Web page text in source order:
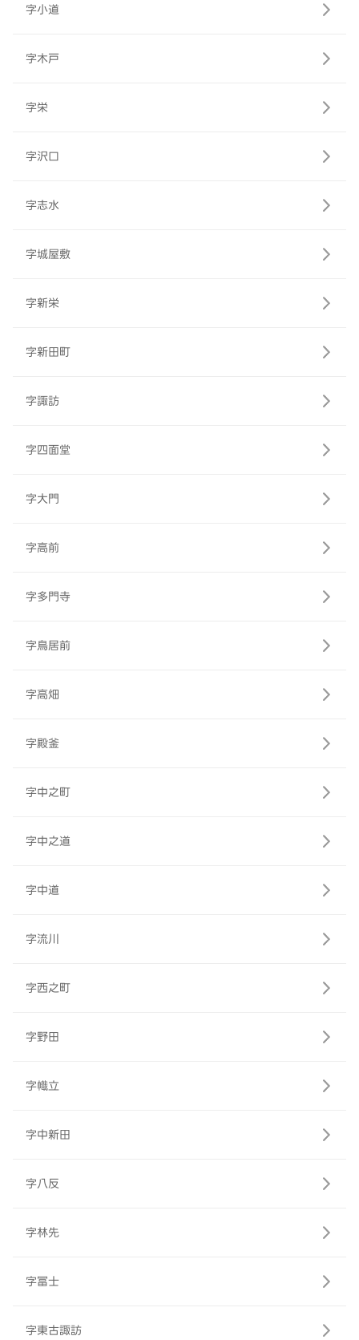
字小道
字木戸
字栄
字沢口
字志水
字城屋敷
字新栄
字新田町
字諏訪
字四面堂
字大門
字高前
字多門寺
字鳥居前
字高畑
字殿釜
字中之町
字中之道
字中道
字流川
字西之町
字野田
字幟立
字中新田
字八反
字林先
字冨士
字東古諏訪